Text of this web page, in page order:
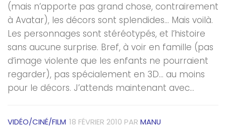
(mais n’apporte pas grand chose, contrairement
à Avatar), les décors sont splendides… Mais voilà.
Les personnages sont stéréotypés, et l’histoire
sans aucune surprise. Bref, à voir en famille (pas
d’image violente que les enfants ne pourraient
regarder), pas spécialement en 3D… au moins
pour le décors. J’attends maintenant avec...
VIDÉO/CINÉ/FILM 18 FÉVRIER 2010 PAR MANU